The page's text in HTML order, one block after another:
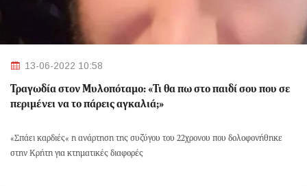
13-06-2022 10:58
Τραγωδία στον Μυλοπόταμο: «Τι θα πω στο παιδί σου που σε
περιμένει να το πάρεις αγκαλιά;»
«Σπάει καρδιές« η ανάρτηση της συζύγου του 22χρονου που δολοφονήθηκε
στην Κρήτη για κτηματικές διαφορές